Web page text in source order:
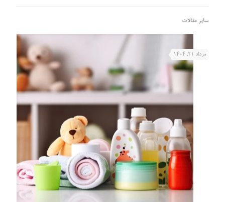
سایر مقالات
مرداد ۲۱, ۱۴۰۴